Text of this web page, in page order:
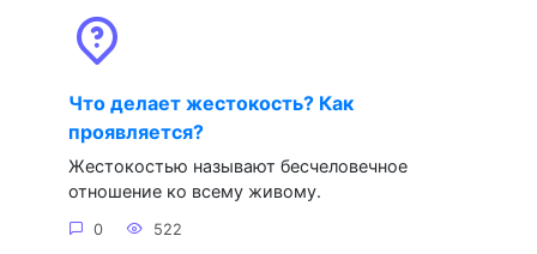
Что делает жестокость? Как
проявляется?
Жестокостью называют бесчеловечное
отношение ко всему живому.
0 522